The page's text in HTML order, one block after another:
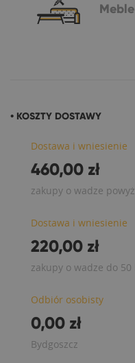
Meble
• KOSZTY DOSTAWY
Dostawa i wniesienie
460,00 zł
zakupy o wadze
Dostawa i wniesienie
220,00 zł
zakupy o wadze do 50
Odbiór osobisty
0,00 zł
Bydgoszcz